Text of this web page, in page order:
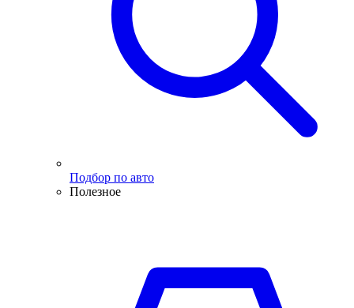
Подбор по авто
Полезное